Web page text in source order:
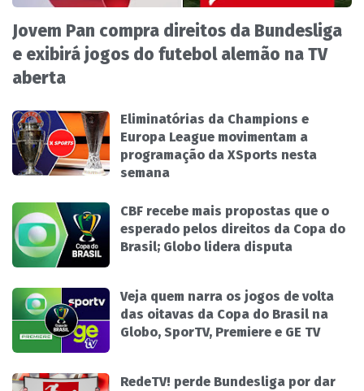
Jovem Pan compra direitos da Bundesliga
e exibirá jogos do futebol alemão na TV
aberta
Eliminatórias da Champions e
Europa League movimentam a
programação da XSports nesta
semana
CBF recebe mais propostas que o
esperado pelos direitos da Copa do
Brasil; Globo lidera disputa
Veja quem narra os jogos de volta
das oitavas da Copa do Brasil na
Globo, SporTV, Premiere e GE TV
RedeTV! perde Bundesliga por dar